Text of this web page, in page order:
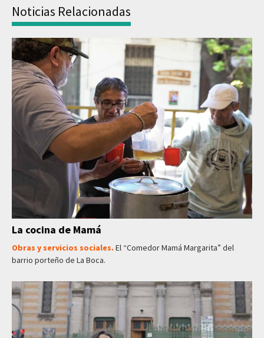
Noticias Relacionadas
La cocina de Mamá
Obras y servicios sociales. El “Comedor Mamá Margarita” del
barrio porteño de La Boca.